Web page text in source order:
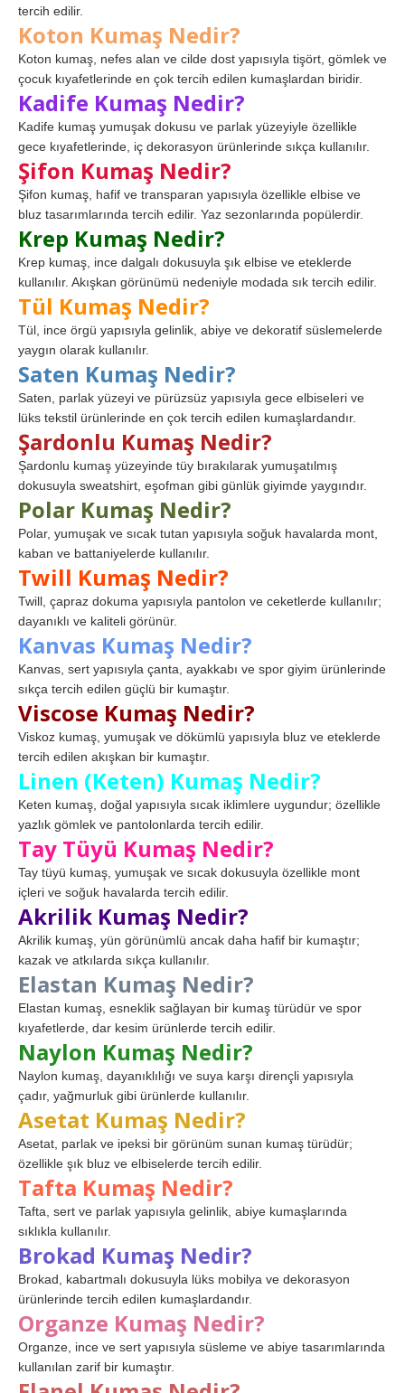
tercih edilir.
Koton Kumaş Nedir?
Koton kumaş, nefes alan ve cilde dost yapısıyla tişört, gömlek ve
çocuk kıyafetlerinde en çok tercih edilen kumaşlardan biridir.
Kadife Kumaş Nedir?
Kadife kumaş yumuşak dokusu ve parlak yüzeyiyle özellikle
gece kıyafetlerinde, iç dekorasyon ürünlerinde sıkça kullanılır.
Şifon Kumaş Nedir?
Şifon kumaş, hafif ve transparan yapısıyla özellikle elbise ve
bluz tasarımlarında tercih edilir. Yaz sezonlarında popülerdir.
Krep Kumaş Nedir?
Krep kumaş, ince dalgalı dokusuyla şık elbise ve eteklerde
kullanılır. Akışkan görünümü nedeniyle modada sık tercih edilir.
Tül Kumaş Nedir?
Tül, ince örgü yapısıyla gelinlik, abiye ve dekoratif süslemelerde
yaygın olarak kullanılır.
Saten Kumaş Nedir?
Saten, parlak yüzeyi ve pürüzsüz yapısıyla gece elbiseleri ve
lüks tekstil ürünlerinde en çok tercih edilen kumaşlardandır.
Şardonlu Kumaş Nedir?
Şardonlu kumaş yüzeyinde tüy bırakılarak yumuşatılmış
dokusuyla sweatshirt, eşofman gibi günlük giyimde yaygındır.
Polar Kumaş Nedir?
Polar, yumuşak ve sıcak tutan yapısıyla soğuk havalarda mont,
kaban ve battaniyelerde kullanılır.
Twill Kumaş Nedir?
Twill, çapraz dokuma yapısıyla pantolon ve ceketlerde kullanılır;
dayanıklı ve kaliteli görünür.
Kanvas Kumaş Nedir?
Kanvas, sert yapısıyla çanta, ayakkabı ve spor giyim ürünlerinde
sıkça tercih edilen güçlü bir kumaştır.
Viscose Kumaş Nedir?
Viskoz kumaş, yumuşak ve dökümlü yapısıyla bluz ve eteklerde
tercih edilen akışkan bir kumaştır.
Linen (Keten) Kumaş Nedir?
Keten kumaş, doğal yapısıyla sıcak iklimlere uygundur; özellikle
yazlık gömlek ve pantolonlarda tercih edilir.
Tay Tüyü Kumaş Nedir?
Tay tüyü kumaş, yumuşak ve sıcak dokusuyla özellikle mont
içleri ve soğuk havalarda tercih edilir.
Akrilik Kumaş Nedir?
Akrilik kumaş, yün görünümlü ancak daha hafif bir kumaştır;
kazak ve atkılarda sıkça kullanılır.
Elastan Kumaş Nedir?
Elastan kumaş, esneklik sağlayan bir kumaş türüdür ve spor
kıyafetlerde, dar kesim ürünlerde tercih edilir.
Naylon Kumaş Nedir?
Naylon kumaş, dayanıklılığı ve suya karşı dirençli yapısıyla
çadır, yağmurluk gibi ürünlerde kullanılır.
Asetat Kumaş Nedir?
Asetat, parlak ve ipeksi bir görünüm sunan kumaş türüdür;
özellikle şık bluz ve elbiselerde tercih edilir.
Tafta Kumaş Nedir?
Tafta, sert ve parlak yapısıyla gelinlik, abiye kumaşlarında
sıklıkla kullanılır.
Brokad Kumaş Nedir?
Brokad, kabartmalı dokusuyla lüks mobilya ve dekorasyon
ürünlerinde tercih edilen kumaşlardandır.
Organze Kumaş Nedir?
Organze, ince ve sert yapısıyla süsleme ve abiye tasarımlarında
kullanılan zarif bir kumaştır.